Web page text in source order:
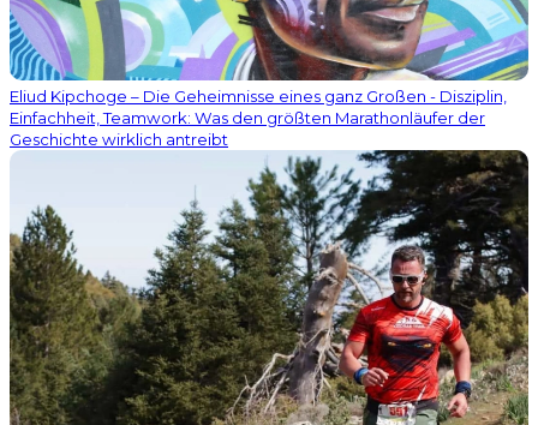
Eliud Kipchoge – Die Geheimnisse eines ganz Großen - Disziplin,
Einfachheit, Teamwork: Was den größten Marathonläufer der
Geschichte wirklich antreibt